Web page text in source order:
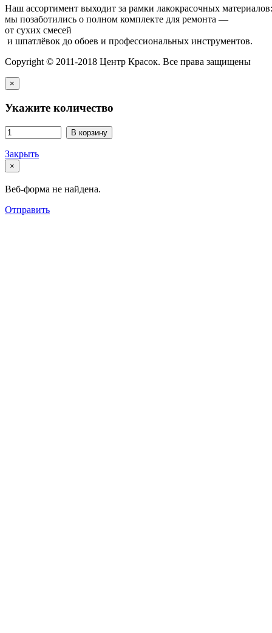
Наш ассортимент выходит за рамки лакокрасочных
мы позаботились о полном комплекте для ремонта —
от сухих смесей
и шпатлёвок до обоев и профессиональных инструментов.
Copyright © 2011-2018 Центр Красок. Все права защищены
×
Укажите количество
В корзину
Закрыть
×
Веб-форма не найдена.
Отправить